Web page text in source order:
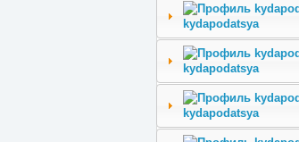
kydapodatsya
kydapodatsya
kydapodatsya